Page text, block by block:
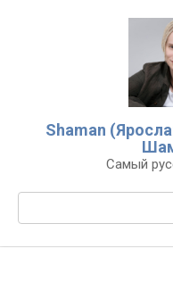
Shaman
Самый